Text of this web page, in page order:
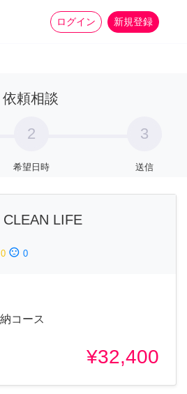
ログイン 新規登録
家事 more_horiz
依頼相談
2
希望日時
3
送信
CLEAN LIFE
0 sentiment_dissatisfied 0
コース
¥32,400